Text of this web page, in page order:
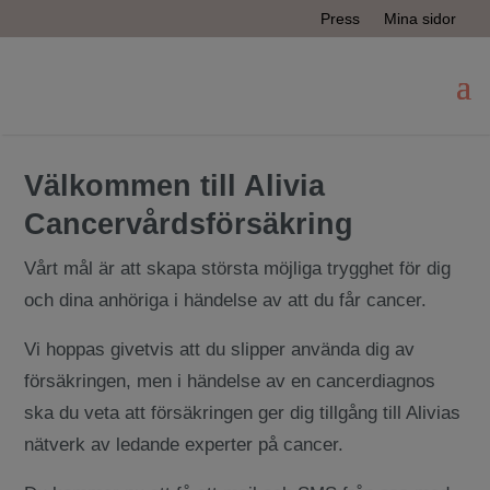
Press Mina sidor
Välkommen till Alivia
Cancervårdsförsäkring
Vårt mål är att skapa största möjliga trygghet för dig
och dina anhöriga i händelse av att du får cancer.
Vi hoppas givetvis att du slipper använda dig av
försäkringen, men i händelse av en cancerdiagnos
ska du veta att försäkringen ger dig tillgång till Alivias
nätverk av ledande experter på cancer.